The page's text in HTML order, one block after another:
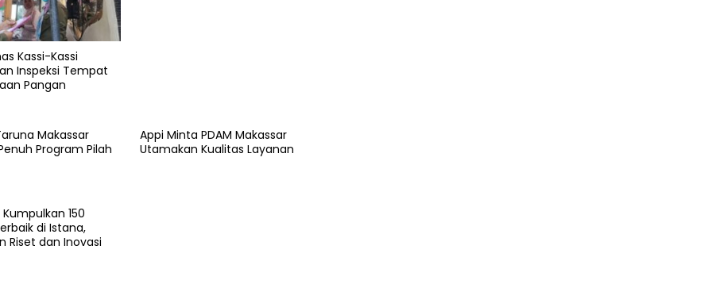
Kassi-Kassi
Inspeksi Tempat
Pangan
Makassar
Program Pilah
Appi Minta PDAM Makassar
Utamakan Kualitas Layanan
150
di Istana,
Riset dan Inovasi